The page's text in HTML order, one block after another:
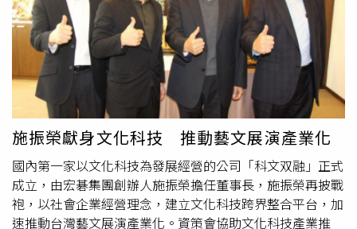
潤如玉。法藍瓷成立二十年來，從入厝到新婚，高升到退
休，法藍瓷被人們選中了無數次，成為生命中傳遞情感、紀
念美好的那份重要禮物。陳立恆總裁遂將「瓷婚」的概念，
昇華為「瓷年」，訴說誕生二十週年的
法藍瓷
，不只是一個
品牌、一件作品，更是連接人與人的媒介，傳遞祝福與感
動，經典亙古，但歷久彌新。誓言找回瓷器榮光，掙得華人
品牌地位法藍瓷的創辦者陳立恆先生，被稱為華人禮品教
父，一生投注於家飾禮品業，因感嘆代工是為人作嫁，在
2001年創立品牌法藍瓷。百事合心 百合瓷瓶。2002年，法
藍瓷 首度參加紐約國際禮品展，「蝶舞」從各國上萬件禮品
中脫穎而出，榮獲Best in Gift 首獎獎項。立體細緻的法藍
瓷，融合經典工藝與現代設計，更洞悉東方哲思與西方優
施振榮獻身文化科技 推動藝文展演產業化
國內第一家以文化科技為發展經營的公司「科文双融」正式
成立，由宏碁集團創辦人施振榮擔任董事長，施振榮再披戰
袍，以社會企業經營理念，建立文化科技跨界整合平台，加
速推動台灣藝文展演產業化。資策會協助文化科技產業推